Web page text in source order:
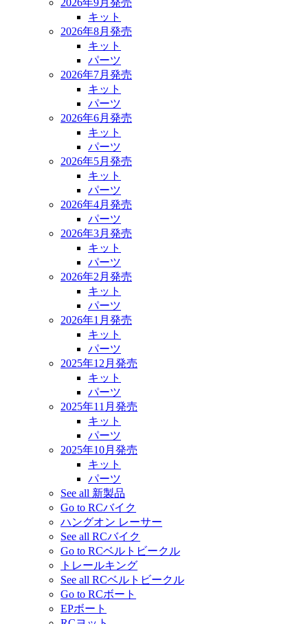
2026年9月発売
キット
2026年8月発売
キット
パーツ
2026年7月発売
キット
パーツ
2026年6月発売
キット
パーツ
2026年5月発売
キット
パーツ
2026年4月発売
パーツ
2026年3月発売
キット
パーツ
2026年2月発売
キット
パーツ
2026年1月発売
キット
パーツ
2025年12月発売
キット
パーツ
2025年11月発売
キット
パーツ
2025年10月発売
キット
パーツ
See all 新製品
Go to RCバイク
ハングオン レーサー
See all RCバイク
Go to RCベルトビークル
トレールキング
See all RCベルトビークル
Go to RCボート
EPボート